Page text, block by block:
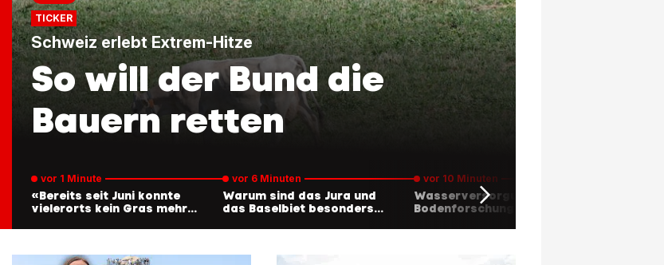
TICKER
Schweiz erlebt Extrem-Hitze
So will der Bund die
Bauern retten
vor 1 Minute
«Bereits seit Juni konnte
vielerorts kein Gras mehr
vor 6 Minuten
Warum sind das Jura und
das Baselbiet besonders
vor 10 Minuten
Wasserversorgung und
Bodenforschung wird